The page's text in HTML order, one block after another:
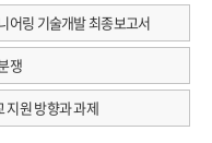
어링 기술개발 최종보고서
쟁
지원 방향과 과제